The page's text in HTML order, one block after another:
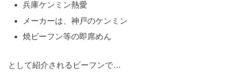
兵庫ケンミン熱愛
メーカーは、神戸のケンミン
焼ビーフン等の即席めん
として紹介されるビーフンで…